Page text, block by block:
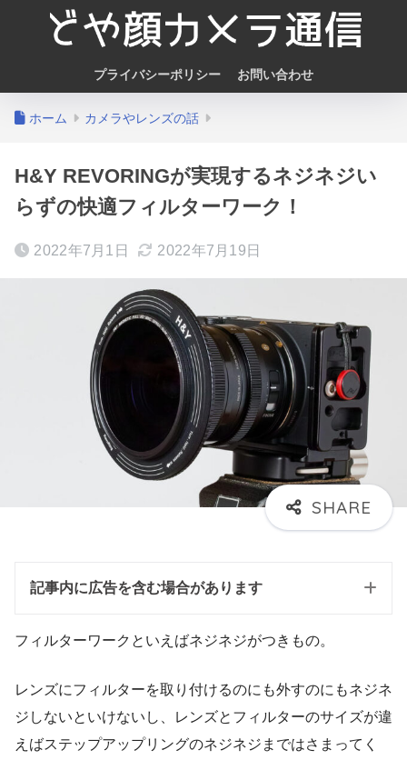
プライバシーポリシー お問い合わせ
ホーム カメラやレンズの話
H&Y REVORINGが実現するネジネジい
らずの快適フィルターワーク！
2022年7月1日 2022年7月19日
記事内に広告を含む場合があります
フィルターワークといえばネジネジがつきもの。
レンズにフィルターを取り付けるのにも外すのにもネジネ
ジしないといけないし、レンズとフィルターのサイズが違
えばステップアップリングのネジネジまではさまってく